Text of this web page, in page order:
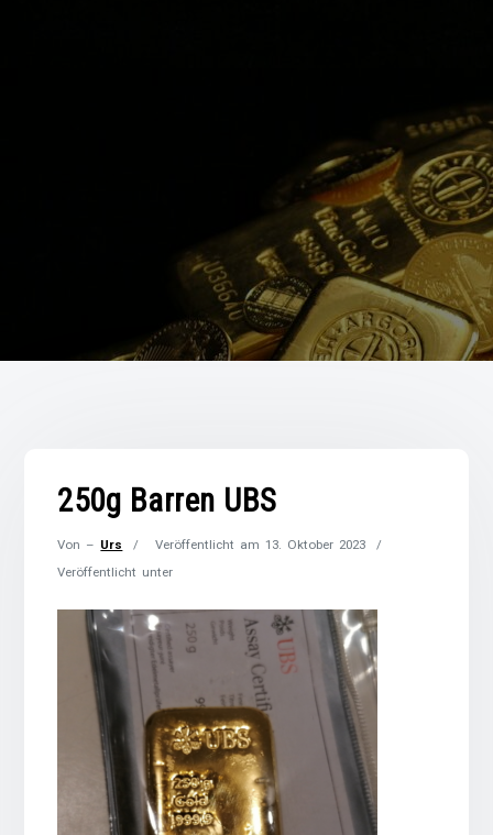
250g Barren UBS
Von – Urs Veröffentlicht am13. Oktober 2023
Veröffentlicht unter